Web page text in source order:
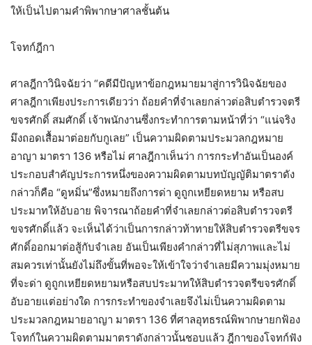
ให้เป็นไปตามคำพิพากษาศาลชั้นต้น
โจทก์ฎีกา
ศาลฎีกาวินิจฉัยว่า “คดีมีปัญหาข้อกฎหมายมาสู่การวินิจฉัยของ
ศาลฎีกาเพียงประการเดียวว่า ถ้อยคำที่จำเลยกล่าวต่อสิบตำรวจตรี
ขจรศักดิ์ สมศักดิ์ เจ้าพนักงานซึ่งกระทำการตามหน้าที่ว่า “แน่จริง
มึงถอดเสื้อมาต่อยกับกูเลย” เป็นความผิดตามประมวลกฎหมาย
อาญา มาตรา 136 หรือไม่ ศาลฎีกาเห็นว่า การกระทำอันเป็นองค์
ประกอบสำคัญประการหนึ่งของความผิดตามบทบัญญัติมาตราดัง
กล่าวก็คือ “ดูหมิ่น”ซึ่งหมายถึงการด่า ดูถูกเหยียดหยาม หรือสบ
ประมาทให้อับอาย พิจารณาถ้อยคำที่จำเลยกล่าวต่อสิบตำรวจตรี
ขจรศักดิ์แล้ว จะเห็นได้ว่าเป็นการกล่าวท้าทายให้สิบตำรวจตรีขจร
ศักดิ์ออกมาต่อสู้กับจำเลย อันเป็นเพียงคำกล่าวที่ไม่สุภาพและไม่
สมควรเท่านั้นยังไม่ถึงขั้นที่พอจะให้เข้าใจว่าจำเลยมีความมุ่งหมาย
ที่จะด่า ดูถูกเหยียดหยามหรือสบประมาทให้สิบตำรวจตรีขจรศักดิ์
อับอายแต่อย่างใด การกระทำของจำเลยจึงไม่เป็นความผิดตาม
ประมวลกฎหมายอาญา มาตรา 136 ที่ศาลอุทธรณ์พิพากษายกฟ้อง
โจทก์ในความผิดตามมาตราดังกล่าวนั้นชอบแล้ว ฎีกาของโจทก์ฟัง